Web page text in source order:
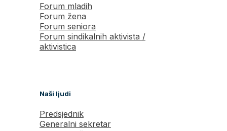
Forum mladih
Forum žena
Forum seniora
Forum sindikalnih aktivista /
aktivistica
Naši ljudi
Predsjednik
Generalni sekretar